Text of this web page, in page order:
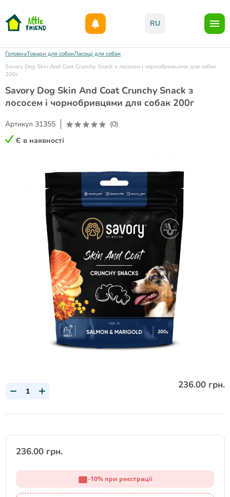
RU
ГоловнаТовари для собакЛасощі для собак
Savory Dog Skin And Coat Crunchy Snack з лососем і чорнобривцями для собак
200г
Savory Dog Skin And Coat Crunchy Snack з
лососем і чорнобривцями для собак 200г
Артикул 31355
(0)
Є в наявності
236.00 грн.
236.00 грн.
-10% при реєстрації